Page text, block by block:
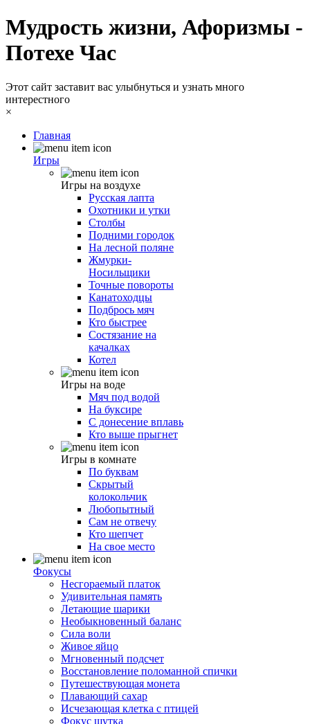
Мудрость жизни, Афоризмы -
Потехе Час
Этот сайт заставит вас улыбнуться и узнать много
интерестного
×
Главная
Игры
Игры на воздухе
Русская лапта
Охотники и утки
Столбы
Подними городок
На лесной поляне
Жмурки-
Носильщики
Точные повороты
Канатоходцы
Подбрось мяч
Кто быстрее
Состязание на
качалках
Котел
Игры на воде
Мяч под водой
На буксире
С донесение вплавь
Кто выше прыгнет
Игры в комнате
По буквам
Скрытый
колокольчик
Любопытный
Сам не отвечу
Кто шепчет
На свое место
Фокусы
Несгораемый платок
Удивительная память
Летающие шарики
Необыкновенный баланс
Сила воли
Живое яйцо
Мгновенный подсчет
Восстановление поломанной спички
Путешествующая монета
Плавающий сахар
Исчезающая клетка с птицей
Фокус шутка